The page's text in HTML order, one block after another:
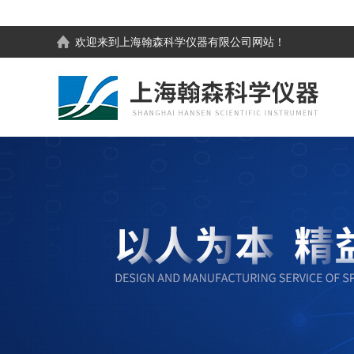
欢迎来到 上海翰森科学仪器有限公司 网站！